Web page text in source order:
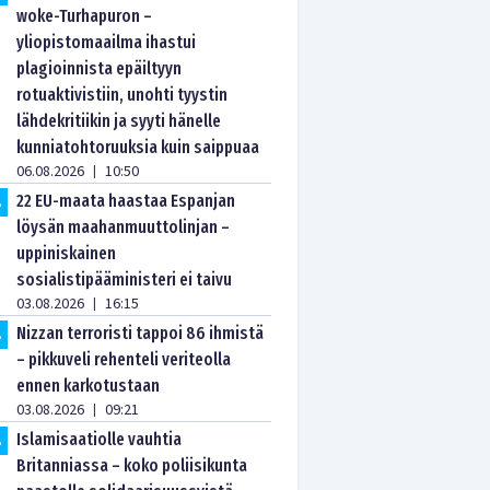
woke-Turhapuron –
yliopistomaailma ihastui
plagioinnista epäiltyyn
rotuaktivistiin, unohti tyystin
lähdekritiikin ja syyti hänelle
kunniatohtoruuksia kuin saippuaa
06.08.2026 | 10:50
.
22 EU-maata haastaa Espanjan
löysän maahanmuuttolinjan –
uppiniskainen
sosialistipääministeri ei taivu
03.08.2026 | 16:15
Nizzan terroristi tappoi 86 ihmistä
– pikkuveli rehenteli veriteolla
ennen karkotustaan
03.08.2026 | 09:21
Islamisaatiolle vauhtia
Britanniassa – koko poliisikunta